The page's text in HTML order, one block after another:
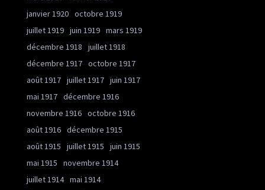
janvier 1920 octobre 1919
juillet 1919 juin 1919 mars 1919
décembre 1918
juillet 1918
décembre 1917 octobre 1917
août 1917 juillet 1917 juin 1917
mai 1917 décembre 1916
novembre 1916 octobre 1916
août 1916 décembre 1915
août 1915
juillet 1915
juin 1915
mai 1915
novembre 1914
juillet 1914 mai 1914